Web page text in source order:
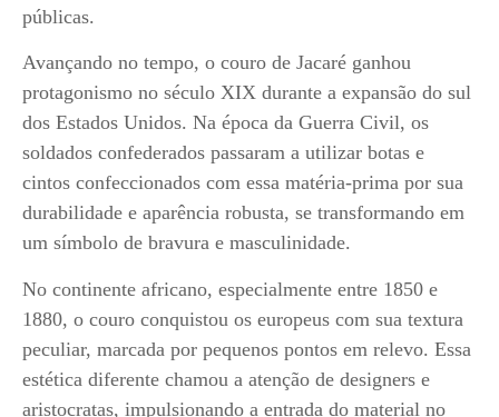
públicas.
Avançando no tempo, o couro de Jacaré ganhou
protagonismo no século XIX durante a expansão do sul
dos Estados Unidos. Na época da Guerra Civil, os
soldados confederados passaram a utilizar botas e
cintos confeccionados com essa matéria-prima por sua
durabilidade e aparência robusta, se transformando em
um símbolo de bravura e masculinidade.
No continente africano, especialmente entre 1850 e
1880, o couro conquistou os europeus com sua textura
peculiar, marcada por pequenos pontos em relevo. Essa
estética diferente chamou a atenção de designers e
aristocratas, impulsionando a entrada do material no